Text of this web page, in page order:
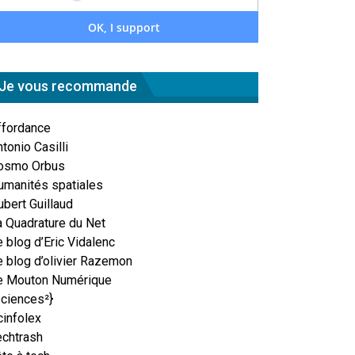
Je vous recommande
Casilli
Orbus
spatiales
Guillaud
Quadrature du Net
blog d’Eric Vidalenc
blog d’olivier Razemon
Mouton Numérique